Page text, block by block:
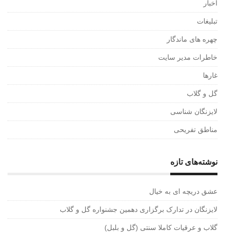
اخبار
تبلیغات
چهره های ماندگار
خاطرات مدیر سایت
غارها
گل و گلاب
لایزنگان شناسی
مناطق تفریحی
نوشته‌های تازه
عشق دریچه ای به خیال
لایزنگان در تدارک برگزاری دهمین جشنواره گل و گلاب
گلاب و عرقیات کاملا سنتی (گل و بلبل)